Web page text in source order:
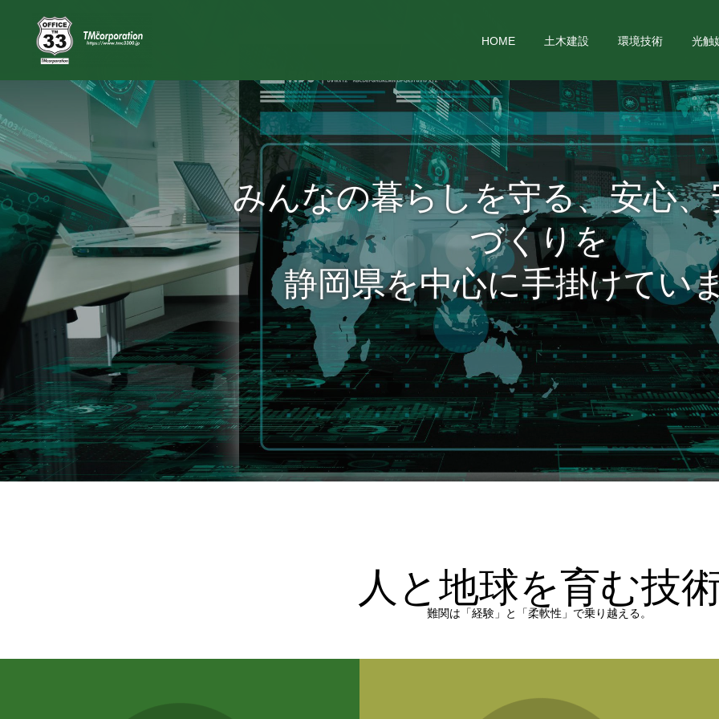
HOME 土木建設 環境技術 光触
人と地球を育む技
難関は「経験」と「柔軟性」で乗り越える。